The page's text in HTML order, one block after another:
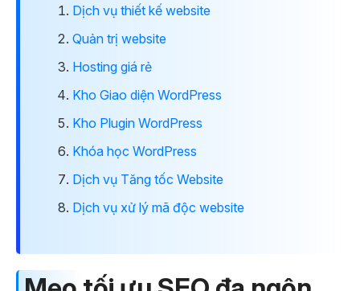
Dịch vụ thiết kế website
Quản trị website
Hosting giá rẻ
Kho Giao diện WordPress
Kho Plugin WordPress
Khóa học WordPress
Dịch vụ Tăng tốc Website
Dịch vụ xử lý mã độc website